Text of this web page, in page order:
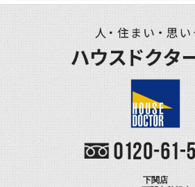
下関店